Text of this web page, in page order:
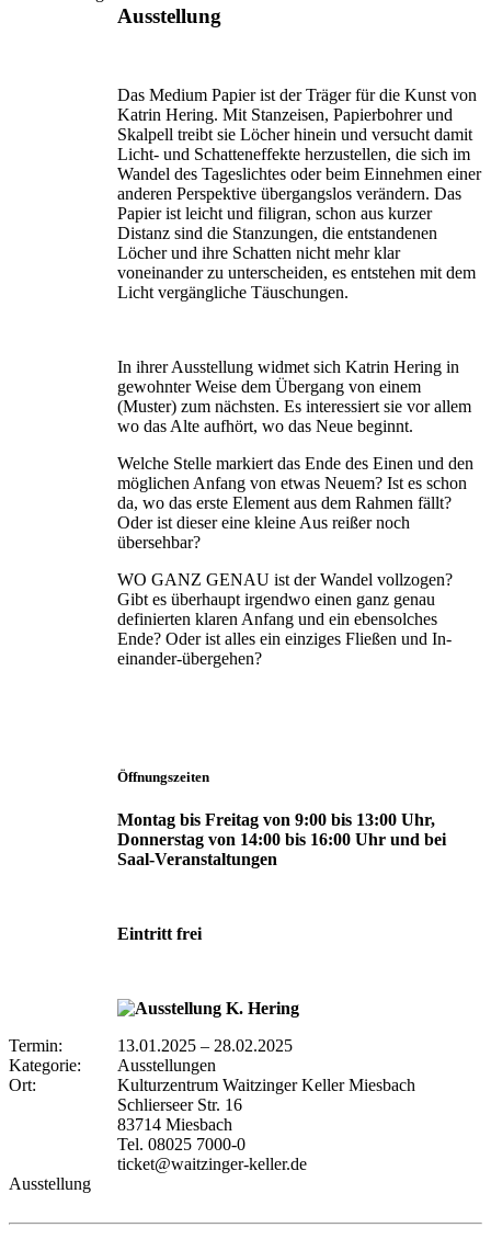
Ausstellung
Das Medium Papier ist der Träger für die Kunst von
Katrin Hering. Mit Stanzeisen, Papierbohrer und
Skalpell treibt sie Löcher hinein und versucht damit
Licht- und Schatten­effekte herzustellen, die sich im
Wandel des Tageslichtes oder beim Einnehmen einer
anderen Perspektive über­gangslos verändern. Das
Papier ist leicht und filigran, schon aus kurzer
Distanz sind die Stanzungen, die entstandenen
Löcher und ihre Schatten nicht mehr klar
voneinander zu unterscheiden, es entstehen mit dem
Licht vergängliche Täuschungen.
In ihrer Ausstellung widmet sich Katrin Hering in
gewohnter Weise dem Übergang von einem
(Muster) zum nächsten. Es interessiert sie vor allem
wo das Alte aufhört, wo das Neue beginnt.
Welche Stelle markiert das Ende des Einen und den
möglichen Anfang von etwas Neuem? Ist es schon
da, wo das erste Element aus dem Rahmen fällt?
Oder ist dieser eine kleine Aus reißer noch
übersehbar?
WO GANZ GENAU ist der Wandel vollzogen?
Gibt es überhaupt irgendwo einen ganz genau
definierten klaren Anfang und ein eben­solches
Ende? Oder ist alles ein einziges Fließen und In-
einander-übergehen?
Öffnungszeiten
Montag bis Freitag von 9:00 bis 13:00 Uhr,
Donnerstag von 14:00 bis 16:00 Uhr und bei
Saal-Veranstaltungen
Eintritt frei
Termin: 13.01.2025 – 28.02.2025
Kategorie:
Ausstellungen
Ort:
Kulturzentrum Waitzinger Keller Miesbach
Schlierseer Str. 16
83714 Miesbach
Tel. 08025 7000-0
ticket@waitzinger-keller.de
Ausstellung